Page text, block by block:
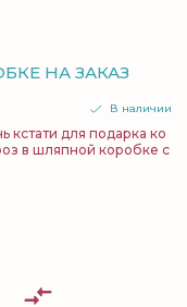
НА ЗАКАЗ
В наличии
кстати для подарка ко
в шляпной коробке с